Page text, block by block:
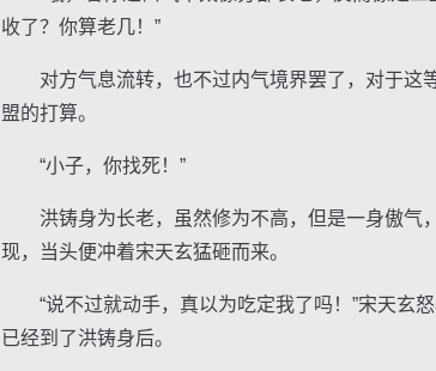
收了？你算老几！”
对方气息流转，也不过内气境界罢了，对于这
盟的打算。
“小子，你找死！”
洪铸身为长老，虽然修为不高，但是一身傲气
现，当头便冲着宋天玄猛砸而来。
“说不过就动手，真以为吃定我了吗！”宋天玄怒
已经到了洪铸身后。